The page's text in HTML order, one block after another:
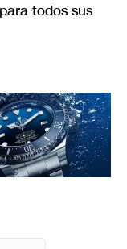
todos sus